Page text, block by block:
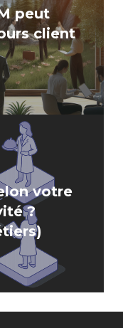
peut
client
votre
?